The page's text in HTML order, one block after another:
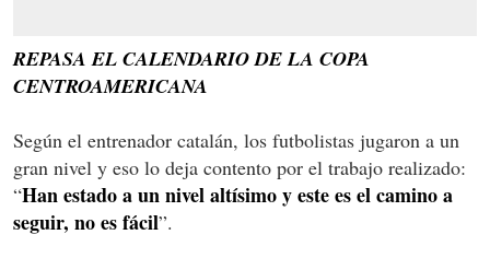
REPASA EL CALENDARIO DE LA COPA
CENTROAMERICANA
Según el entrenador catalán, los futbolistas jugaron a un
gran nivel y eso lo deja contento por el trabajo realizado:
“Han estado a un nivel altísimo y este es el camino a
seguir, no es fácil”.